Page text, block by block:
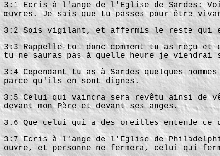
3:1 Ecris à l'ange de l'Eglise de Sardes:
œuvres. Je sais que tu passes pour être
3:2 Sois vigilant, et affermis le reste qui
3:3 Rappelle-toi donc comment tu as reçu
tu ne sauras pas à quelle heure je viendrai
3:4 Cependant tu as à Sardes quelques
parce qu'ils en sont dignes.
3:5 Celui qui vaincra sera revêtu ainsi de
devant mon Père et devant ses anges.
3:6 Que celui qui a des oreilles entende
3:7 Ecris à l'ange de l'Eglise de
ouvre, et personne ne fermera, celui qui